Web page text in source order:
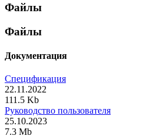
Файлы
Файлы
Документация
Спецификация
22.11.2022
111.5 Kb
Руководство пользователя
25.10.2023
7.3 Mb